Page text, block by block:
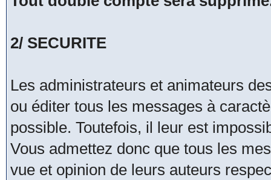
2/ SECURITE
Les administrateurs et animateurs
ou éditer tous les messages à
possible. Toutefois, il leur est
Vous admettez donc que tous les
vue et opinion de leurs auteurs